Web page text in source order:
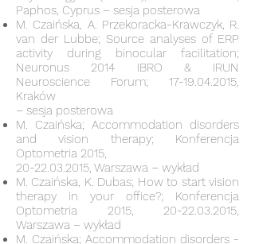
Paphos, Cyprus – sesja posterowa
M. Czaińska, A. Przekoracka-Krawczyk, R.
van der Lubbe; Source analyses of ERP
activity during binocular facilitation;
Neuronus 2014 IBRO & IRUN
Neuroscience Forum; 17-19.04.2015,
Kraków
– sesja posterowa
M. Czaińska; Accommodation disorders
and vision therapy; Konferencja
Optometria 2015,
20-22.03.2015, Warszawa – wykład
M. Czaińska, K. Dubas; How to start vision
therapy in your office?; Konferencja
Optometria 2015, 20-22.03.2015,
Warszawa – wykład
M. Czaińska; Accommodation disorders -